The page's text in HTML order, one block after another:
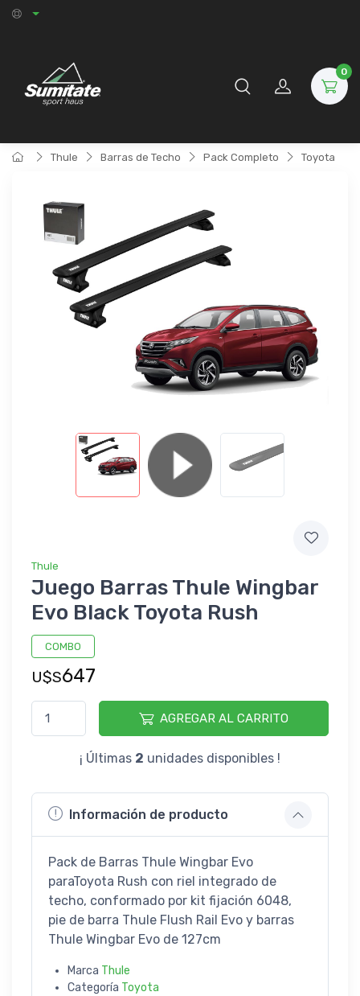
0
Thule Barras de Techo Pack Completo Toyota
Thule
Juego Barras Thule Wingbar
Evo Black Toyota Rush
COMBO
U$S647
AGREGAR AL CARRITO
¡ Últimas 2 unidades disponibles !
Información de producto
Pack de Barras Thule Wingbar Evo
paraToyota Rush con riel integrado de
techo, conformado por kit fijación 6048,
pie de barra Thule Flush Rail Evo y barras
Thule Wingbar Evo de 127cm
Marca Thule
Categoría Toyota